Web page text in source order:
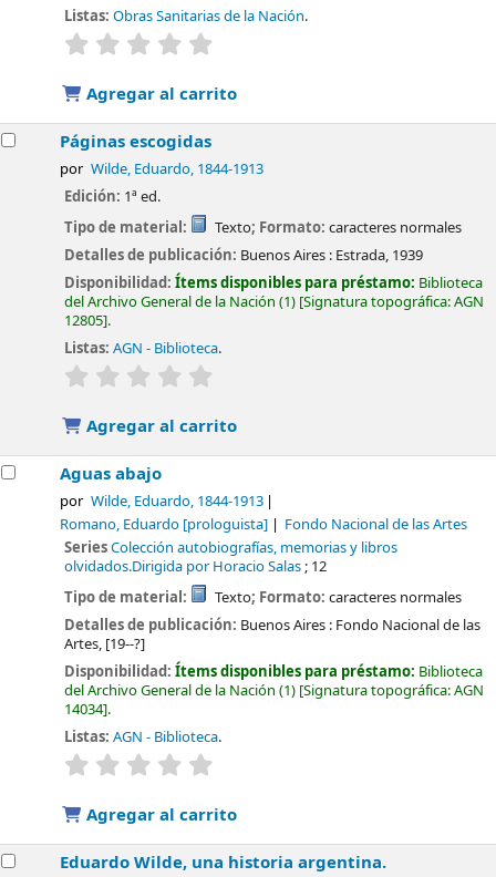
Listas: Obras Sanitarias de la Nación.
valoración
Agregar al carrito
Páginas escogidas
por Wilde, Eduardo, 1844-1913
Edición: 1ª ed.
Tipo de material:
Texto; Formato: caracteres normales
Detalles de publicación: Buenos Aires : Estrada, 1939
Disponibilidad:Ítems disponibles para préstamo: Biblioteca
del Archivo General de la Nación (1) Signatura topográfica:AGN
12805 .
Listas: AGN - Biblioteca.
valoración
Agregar al carrito
Aguas abajo
por Wilde, Eduardo, 1844-1913
Romano, Eduardo [prologuista] Fondo Nacional de las Artes
SeriesColección autobiografías, memorias y libros
olvidados.Dirigida por Horacio Salas; 12
Tipo de material:
Texto; Formato: caracteres normales
Detalles de publicación: Buenos Aires : Fondo Nacional de las
Artes, [19--?]
Disponibilidad:Ítems disponibles para préstamo: Biblioteca
del Archivo General de la Nación (1) Signatura topográfica:AGN
14034 .
Listas: AGN - Biblioteca.
valoración
Agregar al carrito
Eduardo Wilde, una historia argentina.